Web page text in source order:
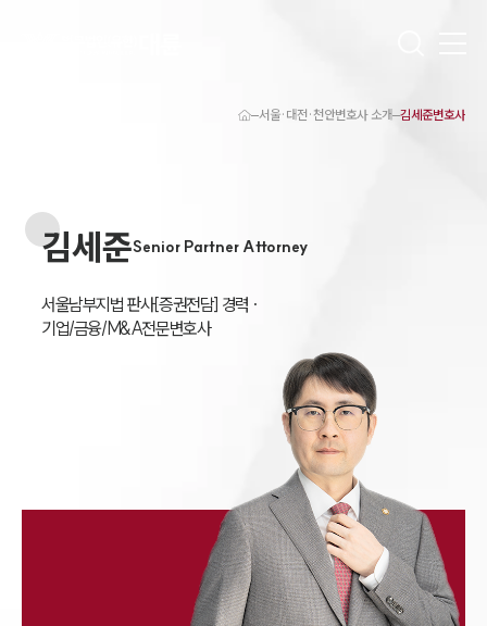
천안이혼전문변호사
천안학교폭력변호사
천안부동산변호사
천안변호사 업무분야
천안변호사 주요 업무사례
서울·대전·천안변호사 소개 김세준변호사
Senior Partner Attorney
김세준
서울남부지법 판사[증권전담] 경력 ·
기업/금융/M&A전문변호사